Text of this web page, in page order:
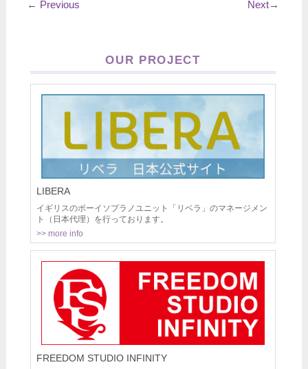
← Previous Next→
OUR PROJECT
LIBERA
イギリスのボーイソプラノユニット「リベラ」のマネージメン
ト（日本代理）を行っております。
>> more info
FREEDOM STUDIO INFINITY